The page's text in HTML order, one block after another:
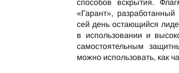
способов вскрытия.
«Гарант»,
сей день остающийся
в использовании и
самостоятельным
можно использовать, как